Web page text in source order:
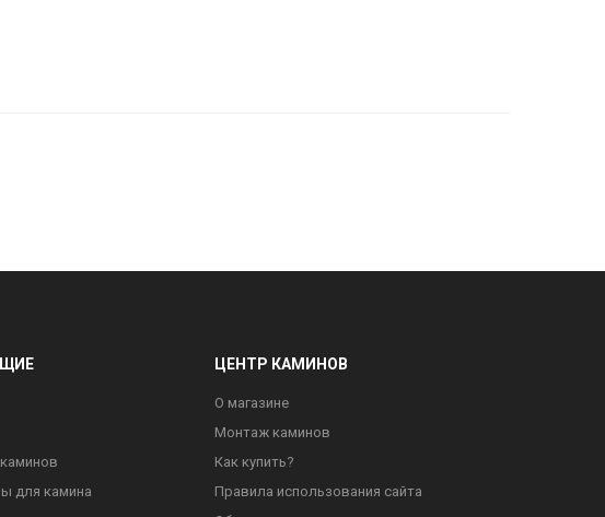
для камина
ЦЕНТР КАМИНОВ
О магазине
Монтаж каминов
Как купить?
Правила использования сайта